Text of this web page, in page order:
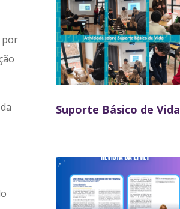
por
Suporte Básico de Vida